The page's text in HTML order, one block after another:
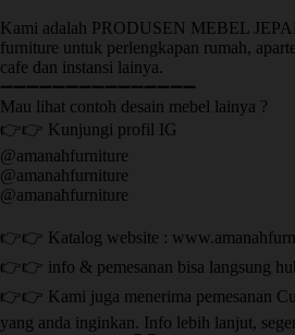
Kami adalah PRODUSEN MEBEL
furniture untuk perlengkapan rumah,
cafe dan instansi lainya.
➖➖➖➖➖➖➖➖➖➖➖➖➖➖➖
Mau lihat contoh desain mebel lainya ?
👉👉 Kunjungi profil IG
@amanahfurniture
@amanahfurniture
@amanahfurniture
👉👉 Katalog website :
👉👉 info & pemesanan bisa langsung
👉👉 Kami juga menerima pemesanan
yang anda inginkan. Info lebih lanjut,